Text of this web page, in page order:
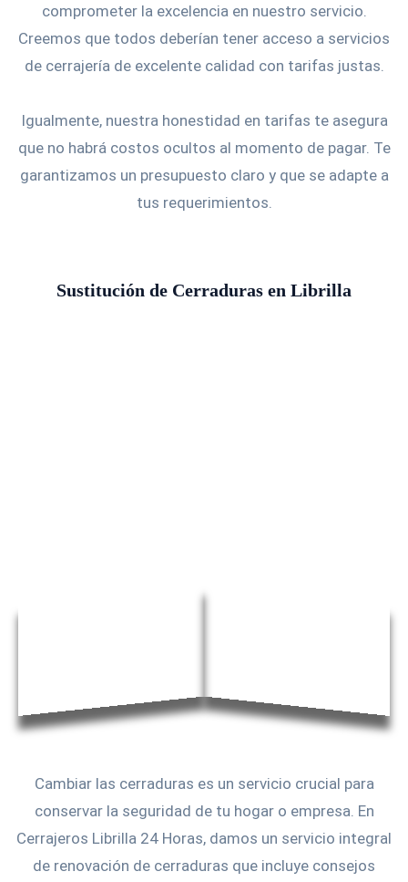
comprometer la excelencia en nuestro servicio.
Creemos que todos deberían tener acceso a servicios
de cerrajería de excelente calidad con tarifas justas.
Igualmente, nuestra honestidad en tarifas te asegura
que no habrá costos ocultos al momento de pagar. Te
garantizamos un presupuesto claro y que se adapte a
tus requerimientos.
Sustitución de Cerraduras en Librilla
Cambiar las cerraduras es un servicio crucial para
conservar la seguridad de tu hogar o empresa. En
Cerrajeros Librilla 24 Horas, damos un servicio integral
de renovación de cerraduras que incluye consejos